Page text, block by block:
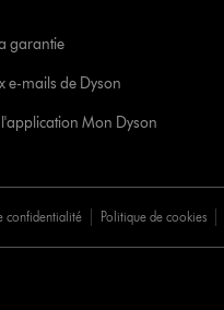
garantie
e-mails de Dyson
Mon Dyson
confidentialité Politique de cookies